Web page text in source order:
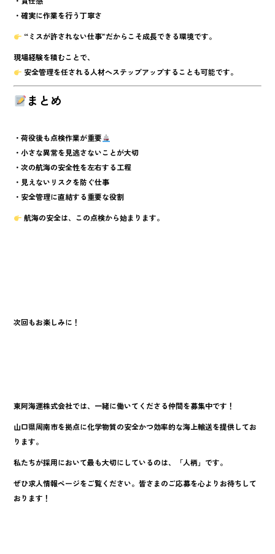
・確実に作業を行う丁寧さ
“ミスが許されない仕事”だからこそ成長できる環境です。
現場経験を積むことで、
安全管理を任される人材へステップアップすることも可能です。
まとめ
・荷役後も点検作業が重要
・小さな異常を見逃さないことが大切
・次の航海の安全性を左右する工程
・見えないリスクを防ぐ仕事
・安全管理に直結する重要な役割
航海の安全は、この点検から始まります。
次回もお楽しみに！
東阿海運株式会社では、一緒に働いてくださる仲間を募集中です！
山口県周南市を拠点に化学物質の安全かつ効率的な海上輸送を提供してお
ります。
私たちが採用において最も大切にしているのは、「人柄」です。
ぜひ求人情報ページをご覧ください。皆さまのご応募を心よりお待ちして
おります！